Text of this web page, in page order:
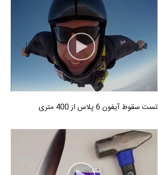
تست سقوط آیفون 6 پلاس از 400 متری